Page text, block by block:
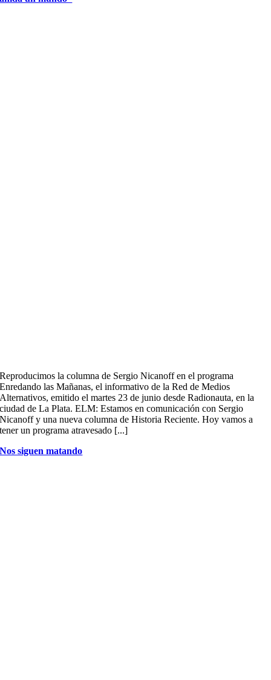
Reproducimos la columna de Sergio Nicanoff en el programa
Enredando las Mañanas, el informativo de la Red de Medios
Alternativos, emitido el martes 23 de junio desde Radionauta, en la
ciudad de La Plata. ELM: Estamos en comunicación con Sergio
Nicanoff y una nueva columna de Historia Reciente. Hoy vamos a
tener un programa atravesado [...]
Nos siguen matando